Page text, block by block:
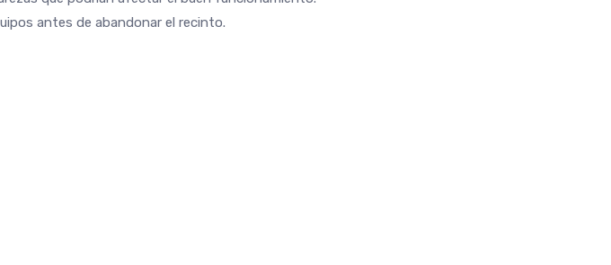
antes de abandonar el recinto.